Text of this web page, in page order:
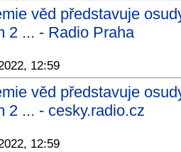
věd představuje
2 ... - Radio Praha
12:59
věd představuje
2 ... - cesky.radio.cz
12:59